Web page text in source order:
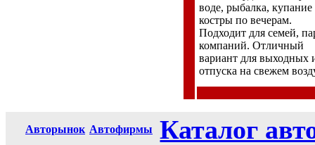
воде, рыбалка, купание
костры по вечерам.
Подходит для семей,
компаний. Отличный
вариант для выходных
отпуска на свежем
Авторынок Автофирмы
Каталог